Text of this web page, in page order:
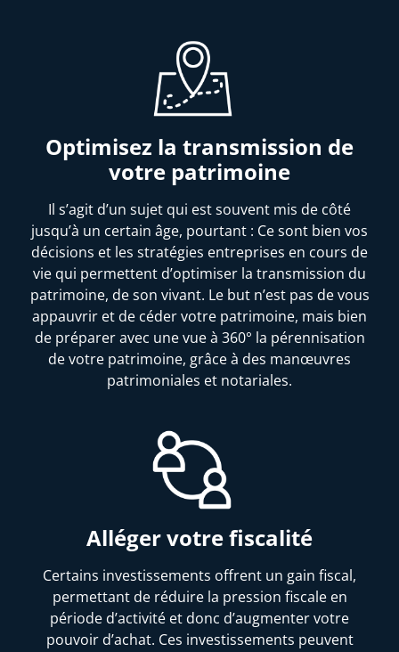
Optimisez la transmission de
votre patrimoine
Il s’agit d’un sujet qui est souvent mis de côté
jusqu’à un certain âge, pourtant : Ce sont bien vos
décisions et les stratégies entreprises en cours de
vie qui permettent d’optimiser la transmission du
patrimoine, de son vivant. Le but n’est pas de vous
appauvrir et de céder votre patrimoine, mais bien
de préparer avec une vue à 360° la pérennisation
de votre patrimoine, grâce à des manœuvres
patrimoniales et notariales.
Alléger votre fiscalité
Certains investissements offrent un gain fiscal,
permettant de réduire la pression fiscale en
période d’activité et donc d’augmenter votre
pouvoir d’achat. Ces investissements peuvent